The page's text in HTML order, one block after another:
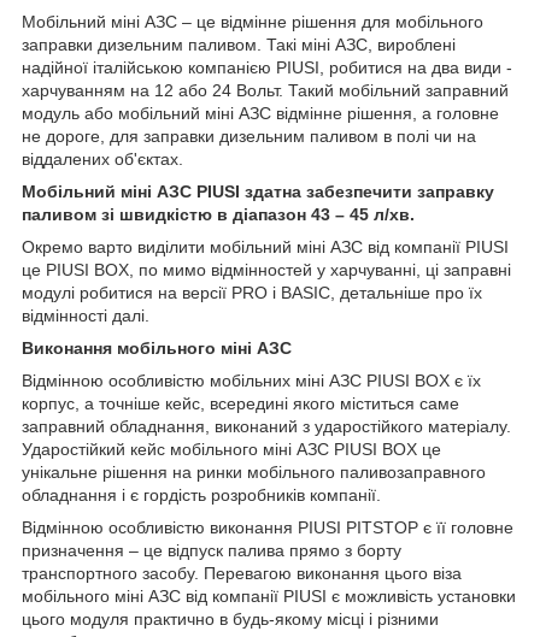
Мобільний міні АЗС – це відмінне рішення для мобільного
заправки дизельним паливом. Такі міні АЗС, вироблені
надійної італійською компанією PIUSI, робитися на два види -
харчуванням на 12 або 24 Вольт. Такий мобільний заправний
модуль або мобільний міні АЗС відмінне рішення, а головне
не дороге, для заправки дизельним паливом в полі чи на
віддалених об'єктах.
Мобільний міні АЗС PIUSI здатна забезпечити заправку
паливом зі швидкістю в діапазон 43 – 45 л/хв.
Окремо варто виділити мобільний міні АЗС від компанії PIUSI
це PIUSI BOX, по мимо відмінностей у харчуванні, ці заправні
модулі робитися на версії PRO і BASIC, детальніше про їх
відмінності далі.
Виконання мобільного міні АЗС
Відмінною особливістю мобільних міні АЗС PIUSI BOX є їх
корпус, а точніше кейс, всередині якого міститься саме
заправний обладнання, виконаний з ударостійкого матеріалу.
Ударостійкий кейс мобільного міні АЗС PIUSI BOX це
унікальне рішення на ринки мобільного паливозаправного
обладнання і є гордість розробників компанії.
Відмінною особливістю виконання PIUSI PITSTOP є її головне
призначення – це відпуск палива прямо з борту
транспортного засобу. Перевагою виконання цього віза
мобільного міні АЗС від компанії PIUSI є можливість установки
цього модуля практично в будь-якому місці і різними